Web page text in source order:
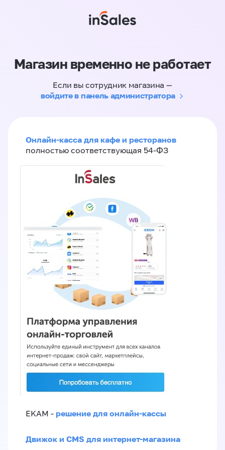
Магазин временно не работает
Если вы сотрудник магазина —
войдите в панель администратора
Онлайн-касса для кафе и ресторанов
полностью соответствующая 54-ФЗ
EKAM - решение для онлайн-кассы
Движок и CMS для интернет-магазина